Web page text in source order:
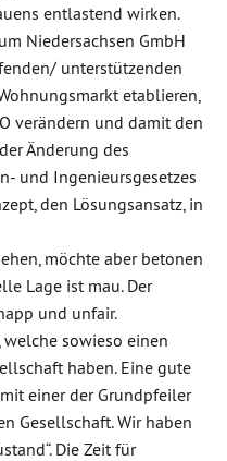
entlastend wirken.
Niedersachsen GmbH
unterstützenden
etablieren,
verändern und damit den
Änderung des
und Ingenieursgesetzes
den Lösungsansatz, in
möchte aber betonen
Lage ist mau. Der
und unfair.
sowieso einen
haben. Eine gute
einer der Grundpfeiler
Gesellschaft. Wir haben
Die Zeit für